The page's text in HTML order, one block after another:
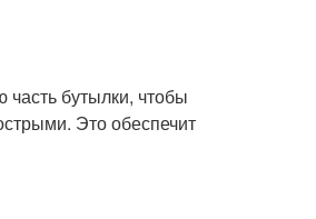
бутылки, чтобы
Это обеспечит